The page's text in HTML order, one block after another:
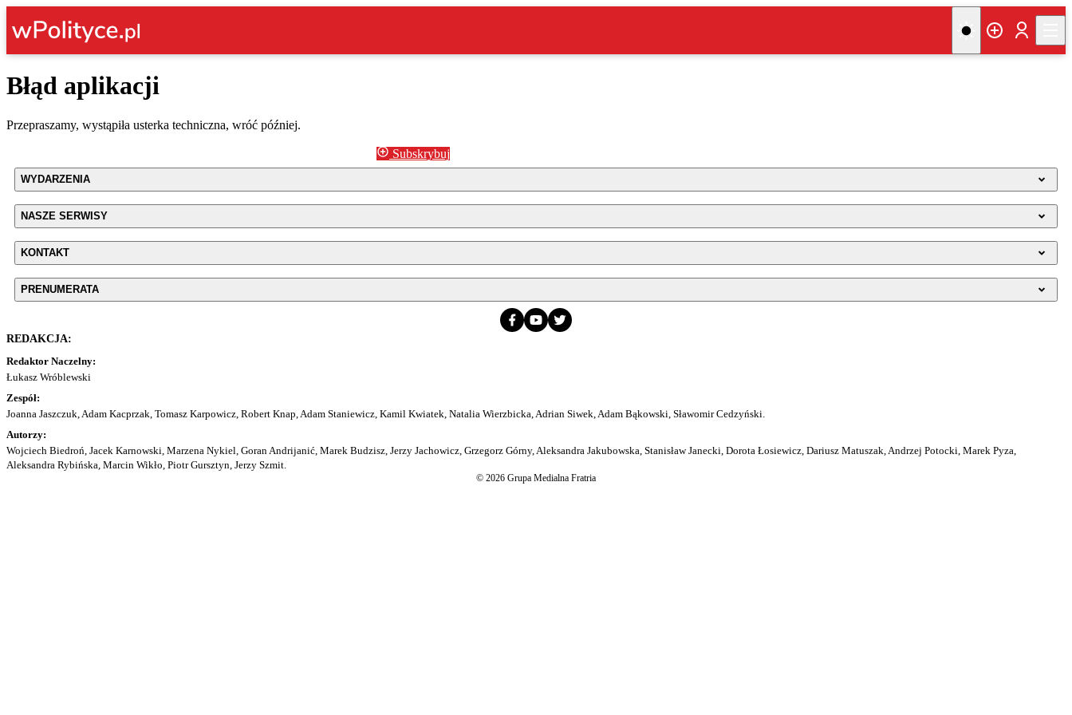
Błąd aplikacji
Przepraszamy, wystąpiła usterka techniczna, wróć później.
Subskrybuj
WYDARZENIA
NASZE SERWISY
KONTAKT
PRENUMERATA
REDAKCJA:
Redaktor Naczelny:
Łukasz Wróblewski
Zespół:
Joanna Jaszczuk, Adam Kacprzak, Tomasz Karpowicz, Robert Knap, Adam Staniewicz, Kamil Kwiatek, Natalia Wierzbicka, Adrian Siwek, Adam Bąkowski, Sławomir Cedzyński.
Autorzy:
Wojciech Biedroń, Jacek Karnowski, Marzena Nykiel, Goran Andrijanić, Marek Budzisz, Jerzy Jachowicz, Grzegorz Górny, Aleksandra Jakubowska, Stanisław Janecki, Dorota Łosiewicz, Dariusz Matuszak, Andrzej Potocki, Marek Pyza,
Aleksandra Rybińska, Marcin Wikło, Piotr Gursztyn, Jerzy Szmit.
© 2026 Grupa Medialna Fratria